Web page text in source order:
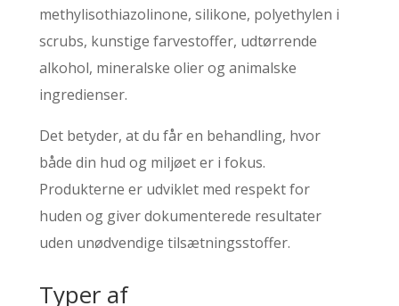
methylisothiazolinone, silikone, polyethylen i
scrubs, kunstige farvestoffer, udtørrende
alkohol, mineralske olier og animalske
ingredienser.
Det betyder, at du får en behandling, hvor
både din hud og miljøet er i fokus.
Produkterne er udviklet med respekt for
huden og giver dokumenterede resultater
uden unødvendige tilsætningsstoffer.
Typer af